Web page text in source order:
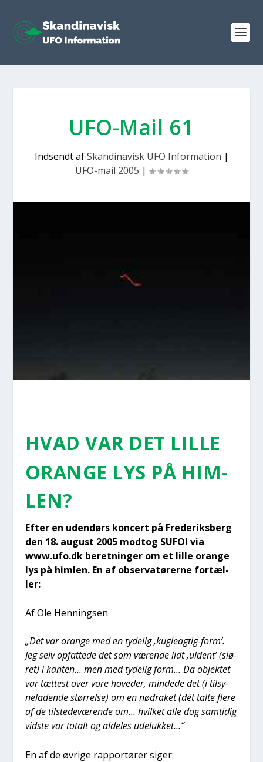
UFO-Mail 61
Indsendt afSkandinavisk UFO Information |
UFO-mail 2005 |
HVAD VAR DET LIL­LE
ORAN­GE LYS PÅ HIM­
LEN?
Efter en uden­dørs kon­cert på Fre­de­riks­berg
den 18. august 2005 modt­og SUFOI via
www.ufo.dk beret­nin­ger om et lil­le oran­ge
lys på him­len. En af obser­va­tø­rer­ne for­tæl­
ler:
Af Ole Hen­nings­en
„Det var oran­ge med en tyde­lig ‚kug­le­ag­tig-form’.
Jeg selv opfat­te­de det som væren­de lidt ‚uldent’ (slø­
ret) i kan­ten… men med tyde­lig form… Da objek­tet
var tæt­test over vore hove­d­er, min­de­de det (i til­sy­
ne­la­den­de stør­rel­se) om en nødra­ket (dét tal­te fle­re
af de til­ste­de­væ­ren­de om… hvil­ket alle dog sam­ti­dig
vid­ste var totalt og alde­les ude­luk­ket…“
En af de øvri­ge rap­por­tø­rer siger: